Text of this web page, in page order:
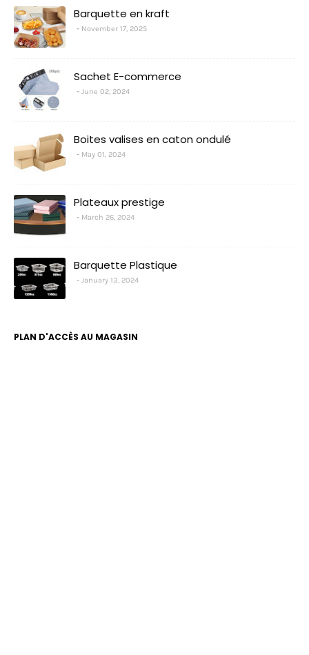
Barquette en kraft
November 17, 2025
Sachet E-commerce
June 02, 2024
Boites valises en caton ondulé
May 01, 2024
Plateaux prestige
March 26, 2024
Barquette Plastique
January 13, 2024
PLAN D'ACCÈS AU MAGASIN